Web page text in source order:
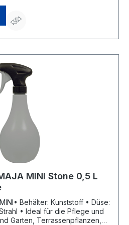
Tragen über einer Schulter •
den Füllstand jederzeit im
Ernst Stockburger
71, 71691 Freiberg/Neckar, DE,
MINI Stone 0,5 L
Behälter: Kunststoff • Düse:
und
Garten, Terrassenpflanzen,